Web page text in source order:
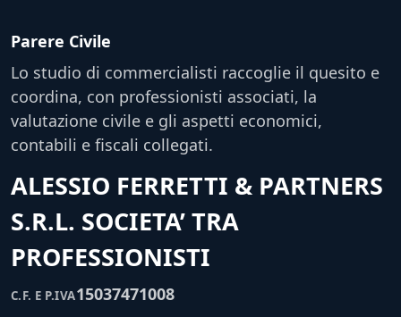
Parere Civile
Lo studio di commercialisti raccoglie il quesito e
coordina, con professionisti associati, la
valutazione civile e gli aspetti economici,
contabili e fiscali collegati.
ALESSIO FERRETTI & PARTNERS
S.R.L. SOCIETA’ TRA
PROFESSIONISTI
C.F. E P.IVA15037471008